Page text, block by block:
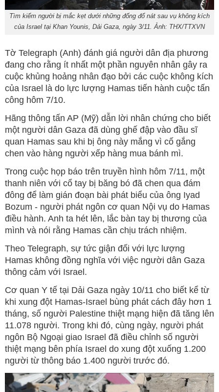
Tìm kiếm người bị mắc kẹt dưới những đống đổ nát sau vụ không kích
của Israel tại Khan Younis, Dải Gaza, ngày 3/11. Ảnh: THX/TTXVN
Tờ Telegraph (Anh) đánh giá người dân địa phương
đang cho rằng ít nhất một phần nguyên nhân gây ra
cuộc khủng hoảng nhân đạo bởi các cuộc không kích
của Israel là do lực lượng Hamas tiến hành cuộc tấn
công hôm 7/10.
Hãng thông tấn AP (Mỹ) dẫn lời nhân chứng cho biết
một người dân Gaza đã dùng ghế đập vào đầu sĩ
quan Hamas sau khi bị ông này mắng vì cố gắng
chen vào hàng người xếp hàng mua bánh mì.
Trong cuộc họp báo trên truyền hình hôm 7/11, một
thanh niên với cổ tay bị băng bó đã chen qua đám
đông để làm gián đoạn bài phát biểu của ông Iyad
Bozum - người phát ngôn cơ quan Nội vụ do Hamas
điều hành. Anh ta hét lên, lắc bàn tay bị thương của
mình và nói rằng Hamas cần chịu trách nhiệm.
Theo Telegraph, sự tức giận đối với lực lượng
Hamas không đồng nghĩa với việc người dân Gaza
thông cảm với Israel.
Cơ quan Y tế tại Dải Gaza ngày 10/11 cho biết kể từ
khi xung đột Hamas-Israel bùng phát cách đây hơn 1
tháng, số người Palestine thiệt mạng hiện đã tăng lên
11.078 người. Trong khi đó, cùng ngày, người phát
ngôn Bộ Ngoại giao Israel đã điều chỉnh số người
thiệt mạng bên phía Israel do xung đột xuống 1.200
người từ thông báo 1.400 người trước đó.